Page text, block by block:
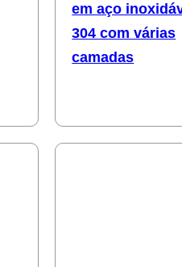
em aço
304 com várias
camadas